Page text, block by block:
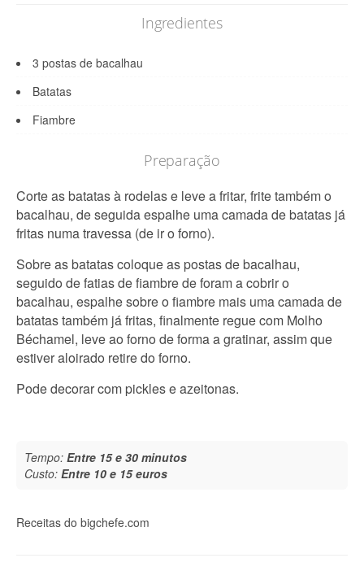
Ingredientes
3 postas de bacalhau
Batatas
Fiambre
Preparação
Corte as batatas à rodelas e leve a fritar, frite também o
bacalhau, de seguida espalhe uma camada de batatas já
fritas numa travessa (de ir o forno).
Sobre as batatas coloque as postas de bacalhau,
seguido de fatias de fiambre de foram a cobrir o
bacalhau, espalhe sobre o fiambre mais uma camada de
batatas também já fritas, finalmente regue com Molho
Béchamel, leve ao forno de forma a gratinar, assim que
estiver aloirado retire do forno.
Pode decorar com pickles e azeitonas.
Tempo: Entre 15 e 30 minutos
Custo: Entre 10 e 15 euros
Receitas do bigchefe.com